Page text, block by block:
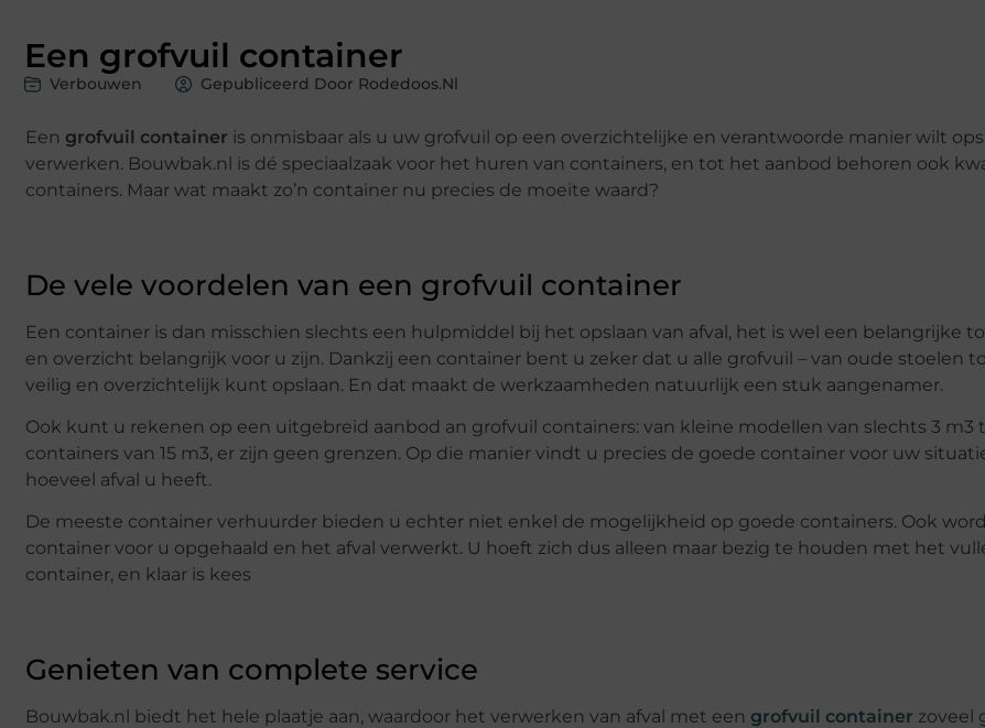
Een grofvuil container
Verbouwen Gepubliceerd Door Rodedoos.nl
Een grofvuil container is onmisbaar als u uw grofvuil op een overzichtelijke en verantwoorde manier wilt
verwerken. Bouwbak.nl is dé speciaalzaak voor het huren van containers, en tot het aanbod behoren ook
containers. Maar wat maakt zo’n container nu precies de moeite waard?
De vele voordelen van een grofvuil container
Een container is dan misschien slechts een hulpmiddel bij het opslaan van afval, het is wel een belangrijke
en overzicht belangrijk voor u zijn. Dankzij een container bent u zeker dat u alle grofvuil – van oude stoelen
veilig en overzichtelijk kunt opslaan. En dat maakt de werkzaamheden natuurlijk een stuk aangenamer.
Ook kunt u rekenen op een uitgebreid aanbod an grofvuil containers: van kleine modellen van slechts 3 m3
containers van 15 m3, er zijn geen grenzen. Op die manier vindt u precies de goede container voor uw
hoeveel afval u heeft.
De meeste container verhuurder bieden u echter niet enkel de mogelijkheid op goede containers. Ook
container voor u opgehaald en het afval verwerkt. U hoeft zich dus alleen maar bezig te houden met het
container, en klaar is kees
Genieten van complete service
Bouwbak.nl biedt het hele plaatje aan, waardoor het verwerken van afval met een grofvuil container zoveel